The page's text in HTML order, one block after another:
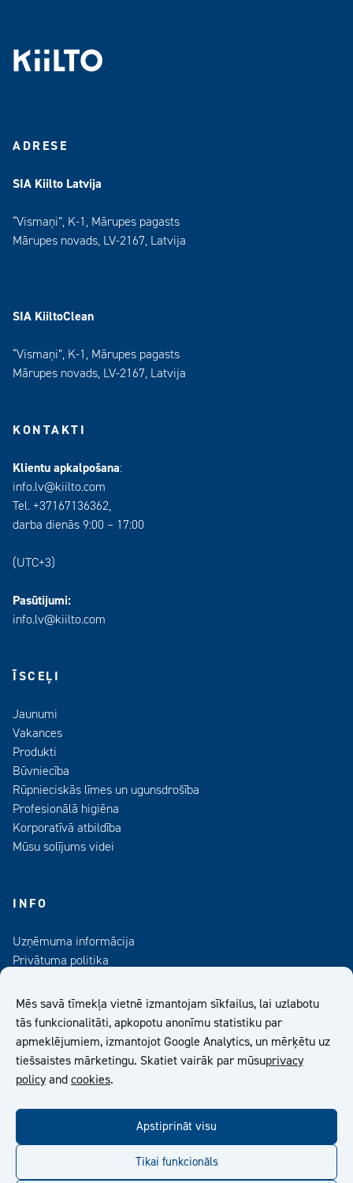
Mēs savā tīmekļa vietnē izmantojam sīkfailus, lai uzlabotu
tās funkcionalitāti, apkopotu anonīmu statistiku par
apmeklējumiem, izmantojot Google Analytics, un mērķētu uz
tiešsaistes mārketingu. Skatiet vairāk par mūsuprivacy
policyand cookies.
Apstiprināt visu
Tikai funkcionāls
ADRESE
SIA Kiilto Latvija
“Vismaņi”, K-1, Mārupes pagasts
Mārupes novads, LV-2167, Latvija
SIA KiiltoClean
“Vismaņi”, K-1, Mārupes pagasts
Mārupes novads, LV-2167, Latvija
KONTAKTI
Klientu apkalpošana:
info.lv@kiilto.com
Tel. +37167136362,
darba dienās 9:00 – 17:00
(UTC+3)
Pasūtijumi:
info.lv@kiilto.com
ĪSCEĻI
Jaunumi
Vakances
Produkti
Būvniecība
Rūpnieciskās līmes un ugunsdrošība
Profesionālā higiēna
Korporatīvā atbildība
Mūsu solījums videi
INFO
Uzņēmuma informācija
Privātuma politika
Medijiem
Abonējiet mūsu informatīvo izdevumu
Kiilto Latvija SIA Vispārīgie Pārdošanas Nosacījumi
youtube